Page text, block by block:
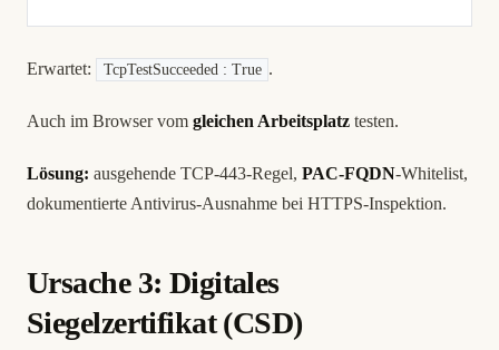
Erwartet: TcpTestSucceeded : True .
Auch im Browser vom gleichen Arbeitsplatz testen.
Lösung: ausgehende TCP-443-Regel, PAC-FQDN-Whitelist,
dokumentierte Antivirus-Ausnahme bei HTTPS-Inspektion.
Ursache 3: Digitales
Siegelzertifikat (CSD)